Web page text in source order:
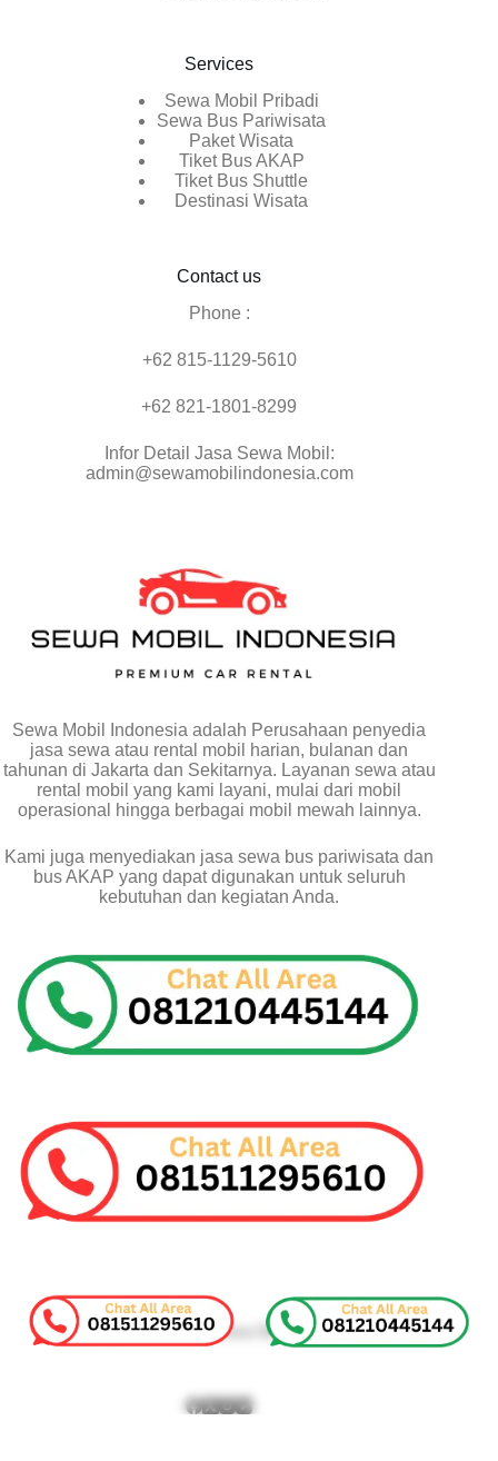
Services
Sewa Mobil Pribadi
Sewa Bus Pariwisata
Paket Wisata
Tiket Bus AKAP
Tiket Bus Shuttle
Destinasi Wisata
Contact us
Phone :
+62 815-1129-5610
+62 821-1801-8299
Infor Detail Jasa Sewa Mobil:
admin@sewamobilindonesia.com
Sewa Mobil Indonesia adalah Perusahaan penyedia
jasa sewa atau rental mobil harian, bulanan dan
tahunan di Jakarta dan Sekitarnya. Layanan sewa atau
rental mobil yang kami layani, mulai dari mobil
operasional hingga berbagai mobil mewah lainnya.
Kami juga menyediakan jasa sewa bus pariwisata dan
bus AKAP yang dapat digunakan untuk seluruh
kebutuhan dan kegiatan Anda.
Copyright © 2026 - Sewa Mobil Indonesia